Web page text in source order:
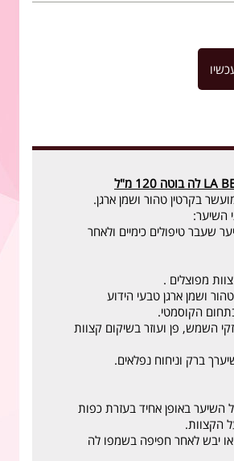
בקרטין טהור ושמן ארגן.
השיער:
שעבר טיפולים כימיים ולאחר
מפוצלים .
ושמן ארגן טבעי הידוע
בתחום הקוסמטי.
השמש, פן ועוזר בשיקום קצוות
ברק וניחוח נפלאים.
השיער באופן אחיד בעזרת כפות
הקצוות.
יבש לאחר חפיפה בשמפו לה